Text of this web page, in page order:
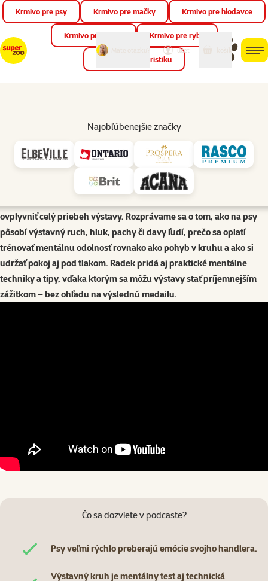
📱 Stiahnite si novú aplikáciu Super zoo.Viac informácií
môj
účet
Krmivo pre psy Krmivo pre mačky Krmivo pre hlodavce
Krmivo pre vtáky Krmivo pre ryby
Krmivo pre teraristiku
Najobľúbenejšie značky
Dog Show Mind | Podcast Super zoo
veľkú úlohu v ňom zohráva aj psychika človeka aj psa. Hosťom
epizódy je Mgr. Radek Blažo, predseda Klubu tibetských plemien,
poradca chovu a ambasador značky Amelum, ktorý vysvetlí, ako sa
ovplyvniť celý priebeh výstavy. Rozprávame sa o tom, ako na psy
pôsobí výstavný ruch, hluk, pachy či davy ľudí, prečo sa oplatí
trénovať mentálnu odolnosť rovnako ako pohyb v kruhu a ako si
udržať pokoj aj pod tlakom. Radek pridá aj praktické mentálne
techniky a tipy, vďaka ktorým sa môžu výstavy stať príjemnejším
zážitkom – bez ohľadu na výslednú medailu.
Čo sa dozviete v podcaste?
Psy veľmi rýchlo preberajú emócie svojho handlera.
Výstavný kruh je mentálny test aj technická